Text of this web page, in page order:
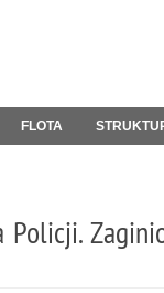
FLOTA
Policji.